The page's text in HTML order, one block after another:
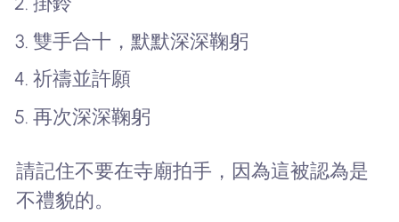
雙手合十，默默深深鞠躬
祈禱並許願
再次深深鞠躬
請記住不要在寺廟拍手，因為這被認為是
不禮貌的。